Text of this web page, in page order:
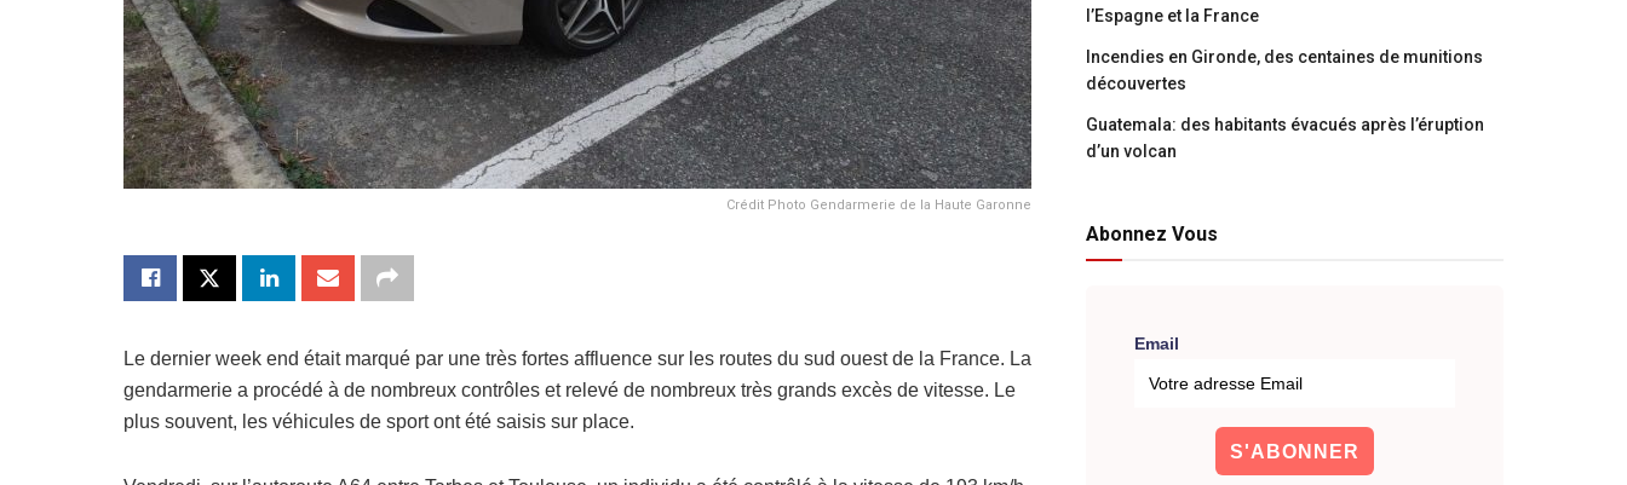
Crédit Photo Gendarmerie de la Haute Garonne
Le dernier week end était marqué par une très fortes affluence sur les routes du sud ouest de la France. La
gendarmerie a procédé à de nombreux contrôles et relevé de nombreux très grands excès de vitesse. Le
plus souvent, les véhicules de sport ont été saisis sur place.
l’Espagne et la France
Incendies en Gironde, des centaines de munitions
découvertes
Guatemala: des habitants évacués après l’éruption
d’un volcan
Abonnez Vous
Email